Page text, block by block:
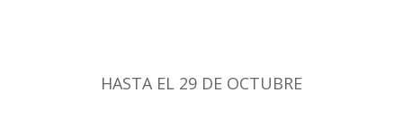
HASTA EL 29 DE OCTUBRE